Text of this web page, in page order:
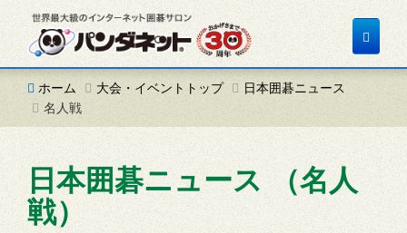
Toggle
ホーム
大会・イベントトップ
日本囲碁ニュース
名人戦
日本囲碁ニュース （名人
戦）